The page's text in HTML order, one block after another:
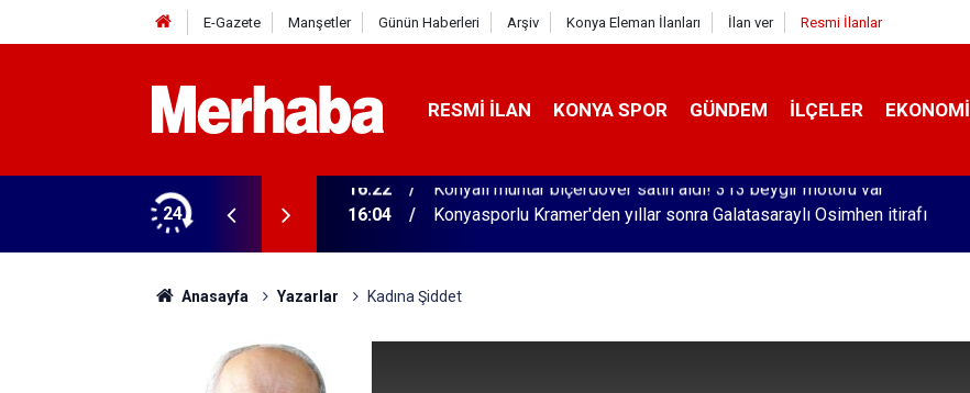
E-Gazete Manşetler Günün Haberleri Arşiv Konya Eleman İlanları İlan ver Resmi İlanlar
RESMI İLAN KONYA SPOR GÜNDEM İLÇELER EKONOMI
24
313 beygir motoru var 16:04 Konyasporlu Kramer'den yıllar sonra Galatasaraylı Osimhen itirafı
Anasayfa Yazarlar Kadına Şiddet